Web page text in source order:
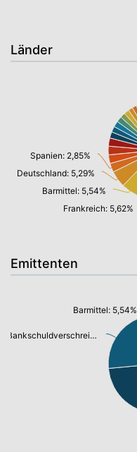
Länder
Frankreich: 5,62%
Barmittel: 5,54%
Deutschland: 5,29%
Spanien: 2,85%
Emittenten
Bankschuldverschreibung: 20,27%
Barmittel: 5,54%